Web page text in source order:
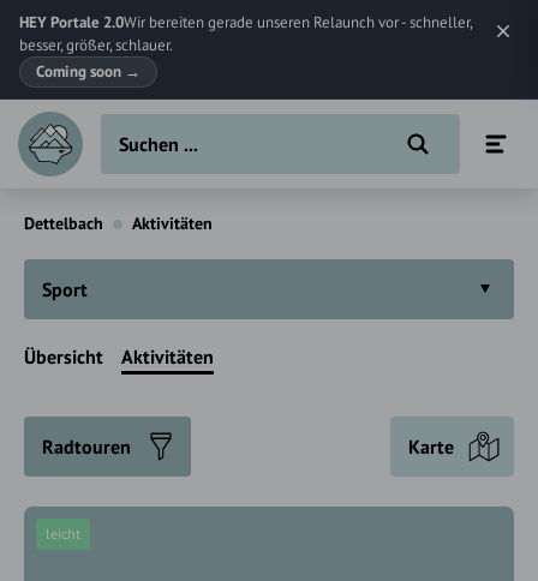
HEY Portale 2.0Wir bereiten gerade unseren Relaunch vor - schneller,
besser, größer, schlauer.
Coming soon →
Dettelbach Aktivitäten
Sport
Übersicht Aktivitäten
Radtouren Karte
leicht